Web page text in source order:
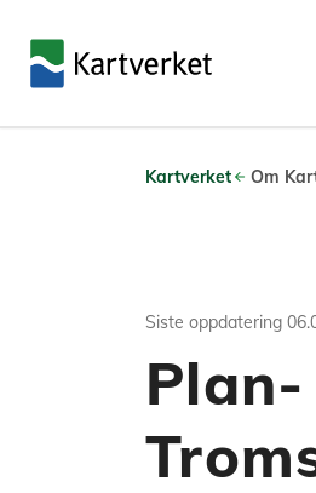
Kartverket Om
Siste oppdatering